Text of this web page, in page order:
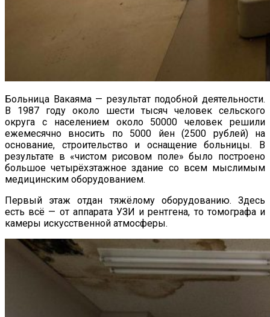
Больница Вакаяма — результат подобной деятельности.
В 1987 году около шести тысяч человек сельского
округа с населением около 50000 человек решили
ежемесячно вносить по 5000 йен (2500 рублей) на
основание, строительство и оснащение больницы. В
результате в «чистом рисовом поле» было построено
большое четырёхэтажное здание со всем мыслимым
медицинским оборудованием.
Первый этаж отдан тяжёлому оборудованию. Здесь
есть всё — от аппарата УЗИ и рентгена, то томографа и
камеры искусственной атмосферы.